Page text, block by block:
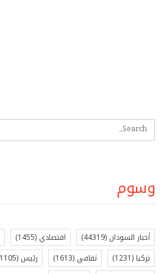
وسوم
أخبار السودان (44319) اقتصادي (1455)
تركيا (1231) ثقافي (1613) رئيس (1105)